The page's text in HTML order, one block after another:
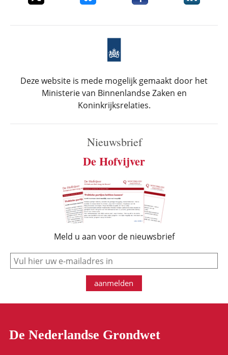
Deze website is mede mogelijk gemaakt door het
Ministerie van Binnenlandse Zaken en
Koninkrijksrelaties.
Nieuwsbrief
De Hofvijver
Meld u aan voor de nieuwsbrief
e-mail
aanmelden
De Nederlandse Grondwet